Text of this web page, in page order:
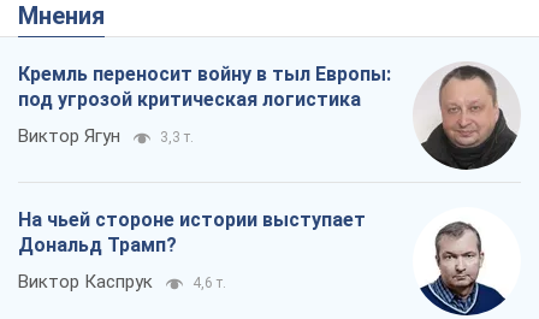
Мнения
Кремль переносит войну в тыл Европы:
под угрозой критическая логистика
Виктор Ягун 3,3 т.
На чьей стороне истории выступает
Дональд Трамп?
Виктор Каспрук 4,6 т.